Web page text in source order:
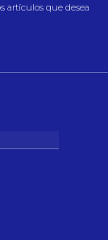
artículos que desea